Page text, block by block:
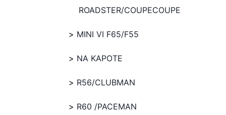
ROADSTER/COUPECOUPE
MINI VI F65/F55
NA KAPOTE
R56/CLUBMAN
R60 /PACEMAN